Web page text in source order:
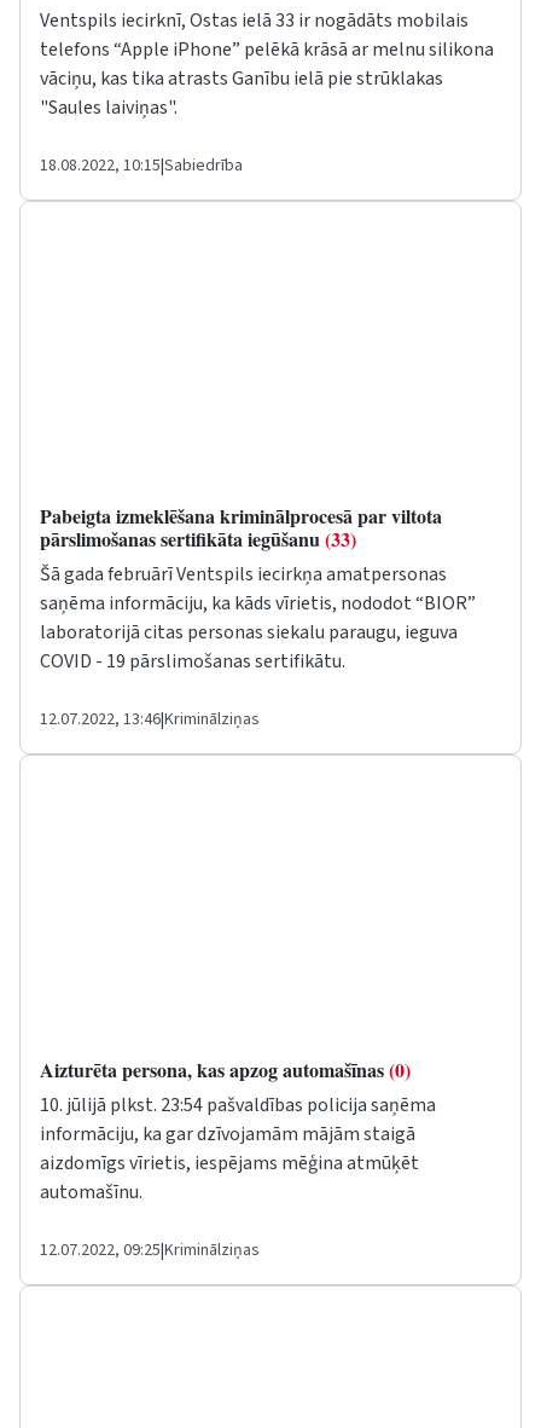
Ventspils iecirknī, Ostas ielā 33 ir nogādāts mobilais
telefons “Apple iPhone” pelēkā krāsā ar melnu silikona
vāciņu, kas tika atrasts Ganību ielā pie strūklakas
"Saules laiviņas".
18.08.2022, 10:15|Sabiedrība
Pabeigta izmeklēšana kriminālprocesā par viltota
pārslimošanas sertifikāta iegūšanu(33)
Šā gada februārī Ventspils iecirkņa amatpersonas
saņēma informāciju, ka kāds vīrietis, nododot “BIOR”
laboratorijā citas personas siekalu paraugu, ieguva
COVID - 19 pārslimošanas sertifikātu.
12.07.2022, 13:46|Kriminālziņas
Aizturēta persona, kas apzog automašīnas(0)
10. jūlijā plkst. 23:54 pašvaldības policija saņēma
informāciju, ka gar dzīvojamām mājām staigā
aizdomīgs vīrietis, iespējams mēģina atmūķēt
automašīnu.
12.07.2022, 09:25|Kriminālziņas